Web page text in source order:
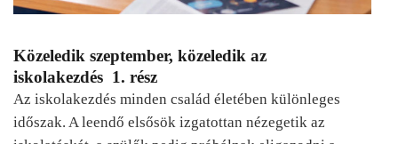
Közeledik szeptember, közeledik az
iskolakezdés 1. rész
Az iskolakezdés minden család életében különleges
időszak. A leendő elsősök izgatottan nézegetik az